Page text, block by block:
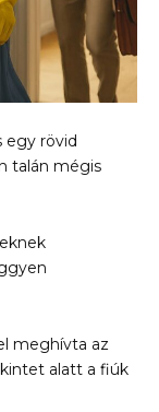
egy rövid
talán mégis
meghívta az
alatt a fiúk